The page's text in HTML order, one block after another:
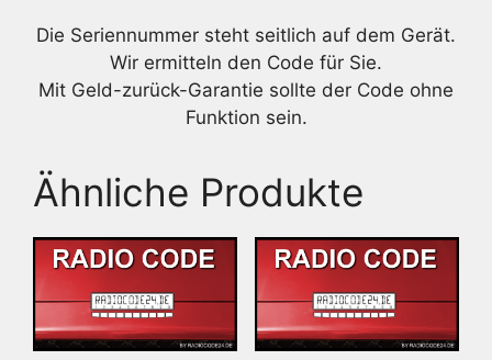
Die Seriennummer steht seitlich auf dem Gerät.
Wir ermitteln den Code für Sie.
Mit Geld-zurück-Garantie sollte der Code ohne
Funktion sein.
Ähnliche Produkte